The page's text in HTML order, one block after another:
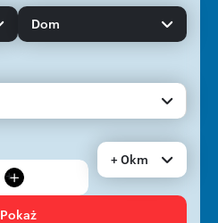
Dom
+
+ 0km
Pokaż